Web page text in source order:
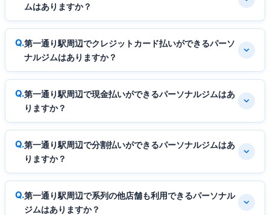
ムはありますか？
第一通り駅周辺でクレジットカード払いができるパーソ
ナルジムはありますか？
第一通り駅周辺で現金払いができるパーソナルジムはあ
りますか？
第一通り駅周辺で分割払いができるパーソナルジムはあ
りますか？
第一通り駅周辺で系列の他店舗も利用できるパーソナル
ジムはありますか？